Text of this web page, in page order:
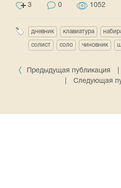
3 0 1052
дневник клавиатура
солист соло чиновник
Предыдущая публикация
Следующая